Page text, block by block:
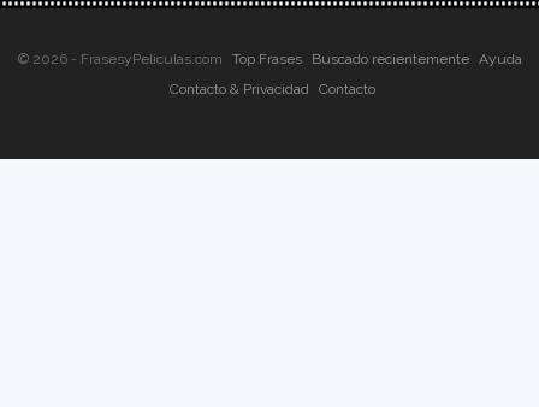
© 2026 - FrasesyPeliculas.com Top Frases Buscado recientemente
Ayuda
Contacto & Privacidad
Contacto